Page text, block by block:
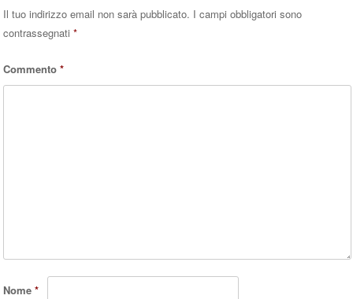
Il tuo indirizzo email non sarà pubblicato. I campi obbligatori sono
contrassegnati*
Commento*
Nome*